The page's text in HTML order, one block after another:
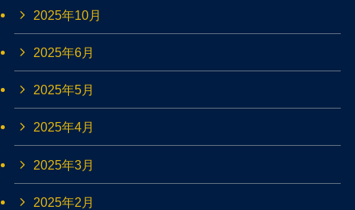
2025年10月
2025年6月
2025年5月
2025年4月
2025年3月
2025年2月